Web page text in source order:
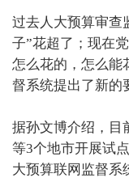
过去人大预算审查
子”花超了；现在
怎么花的，怎么能
督系统提出了新的
据孙文博介绍，目
等3个地市开展试
大预算联网监督系